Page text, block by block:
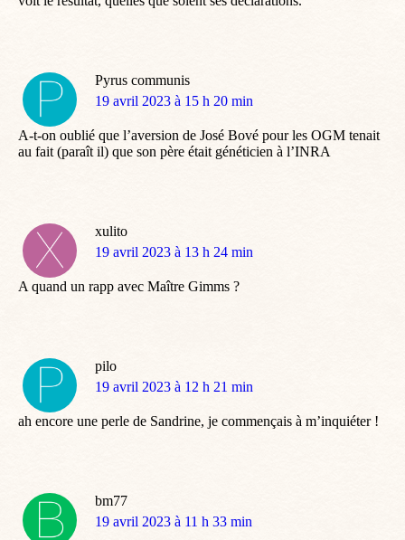
Pyrus communis
dit
19 avril 2023 à 15 h 20 min
A-t-on oublié que l’aversion de José Bové pour les OGM tenait
au fait (paraît il) que son père était généticien à l’INRA
xulito
dit
19 avril 2023 à 13 h 24 min
A quand un rapp avec Maître Gimms ?
pilo
dit
19 avril 2023 à 12 h 21 min
ah encore une perle de Sandrine, je commençais à m’inquiéter !
bm77
dit
19 avril 2023 à 11 h 33 min